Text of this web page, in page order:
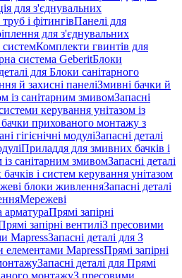
для з'єднувальних
і фітингівПанелі для
для з'єднувальних
Комплекти гвинтів для
система GeberitБлоки
для Блоки санітарного
й захисні панеліЗмивні бачки й
із санітарним змивомЗапасні
керування унітазом із
прихованого монтажу з
гігієнічні модуліЗапасні деталі
Приладдя для змивних бачків і
із санітарним змивомЗапасні деталі
і систем керування унітазом
блоки живленняЗапасні деталі
Мережеві
арматураПрямі запірні
запірні вентиліЗ пресовими
MapressЗапасні деталі для З
елементами MapressПрямі запірні
Запасні деталі для Прямі
монтажуЗ пресовими